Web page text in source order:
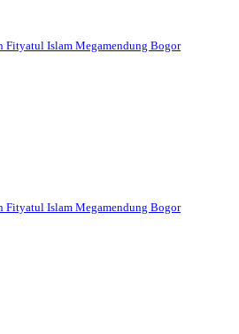
Fityatul Islam Megamendung Bogor
Fityatul Islam Megamendung Bogor